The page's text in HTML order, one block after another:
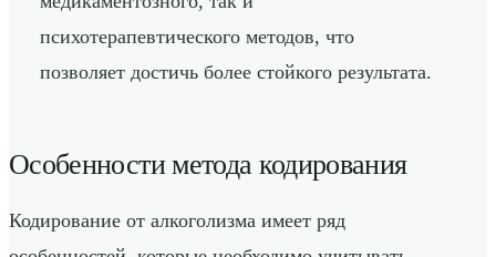
психотерапевтического методов, что
позволяет достичь более стойкого результата.
Особенности метода кодирования
Кодирование от алкоголизма имеет ряд